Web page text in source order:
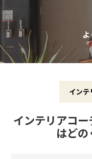
インテ
インテリアコ
はどの